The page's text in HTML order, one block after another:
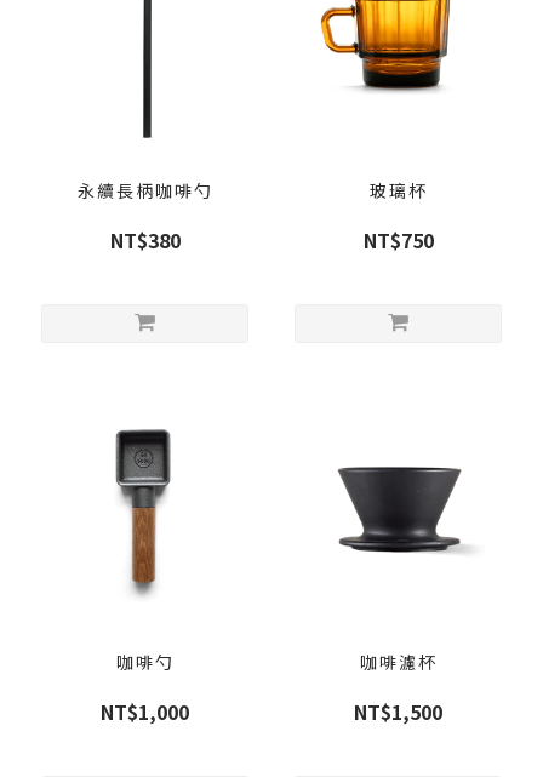
永續長柄咖啡勺
NT$380
玻璃杯
NT$750
咖啡勺
NT$1,000
咖啡濾杯
NT$1,500